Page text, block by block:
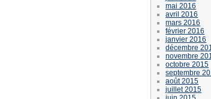
mai 2016
avril 2016
mars 2016
février 2016
janvier 2016
décembre
novembre
octobre 2015
septembre
août 2015
juillet 2015